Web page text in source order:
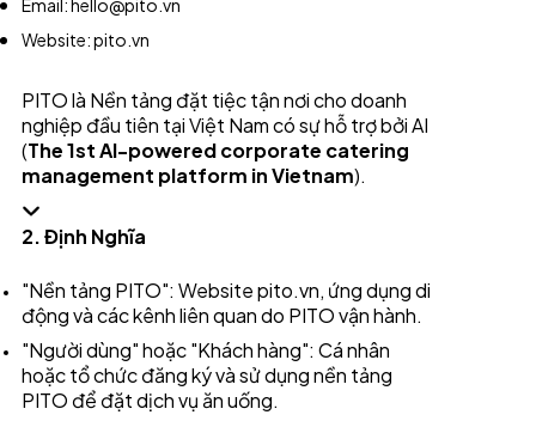
Email: hello@pito.vn
Website: pito.vn
PITO là Nền tảng đặt tiệc tận nơi cho doanh
nghiệp đầu tiên tại Việt Nam có sự hỗ trợ bởi AI
(The 1stAI-powered corporate catering
management platform in Vietnam).
2. Định Nghĩa
"Nền tảng PITO": Website pito.vn, ứng dụng di
động và các kênh liên quan do PITO vận hành.
"Người dùng" hoặc "Khách hàng": Cá nhân
hoặc tổ chức đăng ký và sử dụng nền tảng
PITO để đặt dịch vụ ăn uống.